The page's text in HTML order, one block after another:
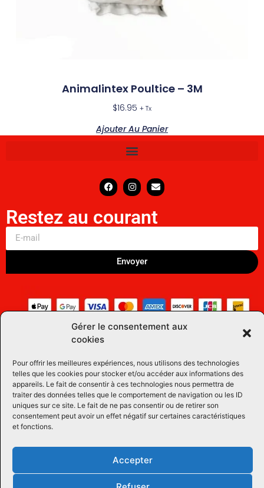
Gérer le consentement aux
cookies
Pour offrir les meilleures expériences, nous utilisons des technologies
telles que les cookies pour stocker et/ou accéder aux informations des
appareils. Le fait de consentir à ces technologies nous permettra de
traiter des données telles que le comportement de navigation ou les ID
uniques sur ce site. Le fait de ne pas consentir ou de retirer son
consentement peut avoir un effet négatif sur certaines caractéristiques
et fonctions.
Accepter
Animalintex Poultice – 3M
$16.95 + Tx
Ajouter Au Panier
Restez au courant
Envoyer